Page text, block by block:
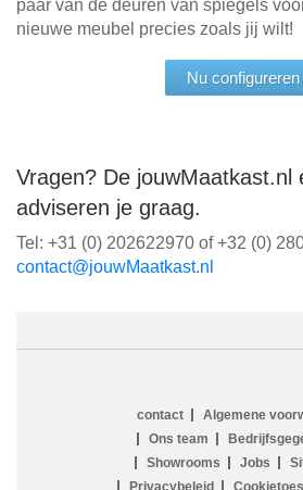
paar van de deuren van spiegels
nieuwe meubel precies zoals jij wilt!
Nu configureren
Vragen? De jouwMaatkast.nl
adviseren je graag.
Tel: +31 (0) 202622970 of +32 (0)
ln.tsaktaaMwuoj@tcatnoc
contact
Algemene
Ons team
Showrooms
Jobs
Privacybeleid